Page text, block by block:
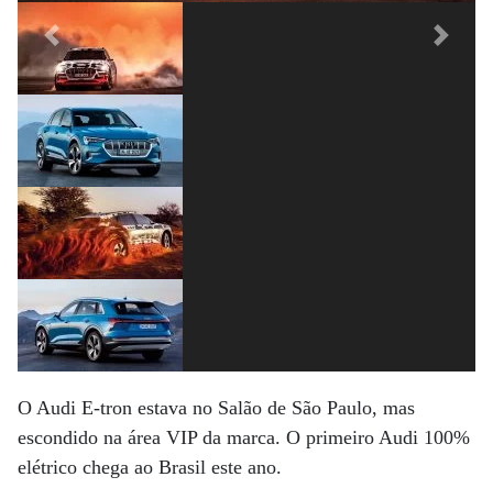
Previous Next
O Audi E-tron estava no Salão de São Paulo, mas
escondido na área VIP da marca. O primeiro Audi 100%
elétrico chega ao Brasil este ano.